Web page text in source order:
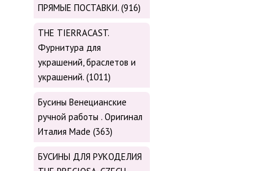
ПРЯМЫЕ ПОСТАВКИ. (916)
THE TIERRACAST.
Фурнитура для
украшений, браслетов и
украшений. (1011)
Бусины Венецианские
ручной работы . Оригинал
Италия Made (363)
БУСИНЫ ДЛЯ РУКОДЕЛИЯ